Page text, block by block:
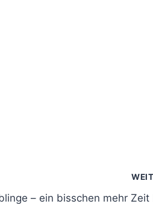
– ein bisschen mehr Zeit